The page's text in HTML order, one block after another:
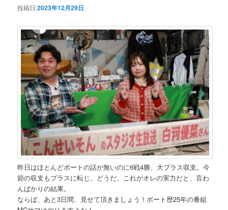
投稿日:2023年12月29日
昨日はほとんどボートの話が無いのに6戦4勝、大プラス収支。今
節の収支もプラスに転じ、どうだ、これがオレの実力だと、言わ
んばかりの結果。
ならば、あと3日間、見せて頂きましょう！ボート歴25年の番組